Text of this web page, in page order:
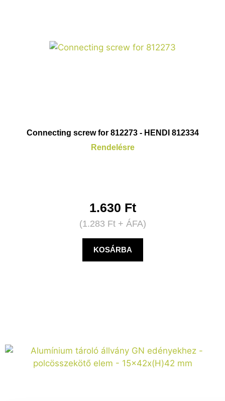
Connecting screw for 812273 - HENDI 812334
Rendelésre
1.630 Ft
(1.283 Ft+ ÁFA)
KOSÁRBA